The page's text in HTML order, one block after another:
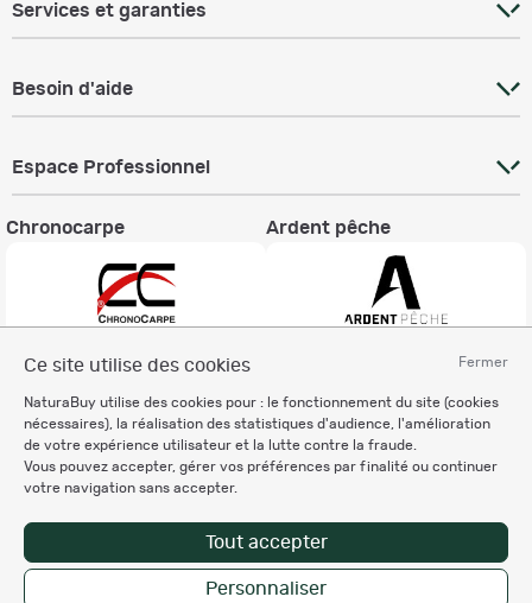
Fermer
Ce site utilise des cookies
NaturaBuy utilise des cookies pour : le fonctionnement du site (cookies
nécessaires), la réalisation des statistiques d'audience, l'amélioration
de votre expérience utilisateur et la lutte contre la fraude.
Vous pouvez accepter, gérer vos préférences par finalité ou continuer
votre navigation sans accepter.
Tout accepter
Personnaliser
Services et garanties
Besoin d'aide
Espace Professionnel
Chronocarpe Ardent pêche
Charte éthique
Mentions légales
Règlement & Conditions d'utilisation
Politique de protection
des données personnelles
Personnalisation des cookies